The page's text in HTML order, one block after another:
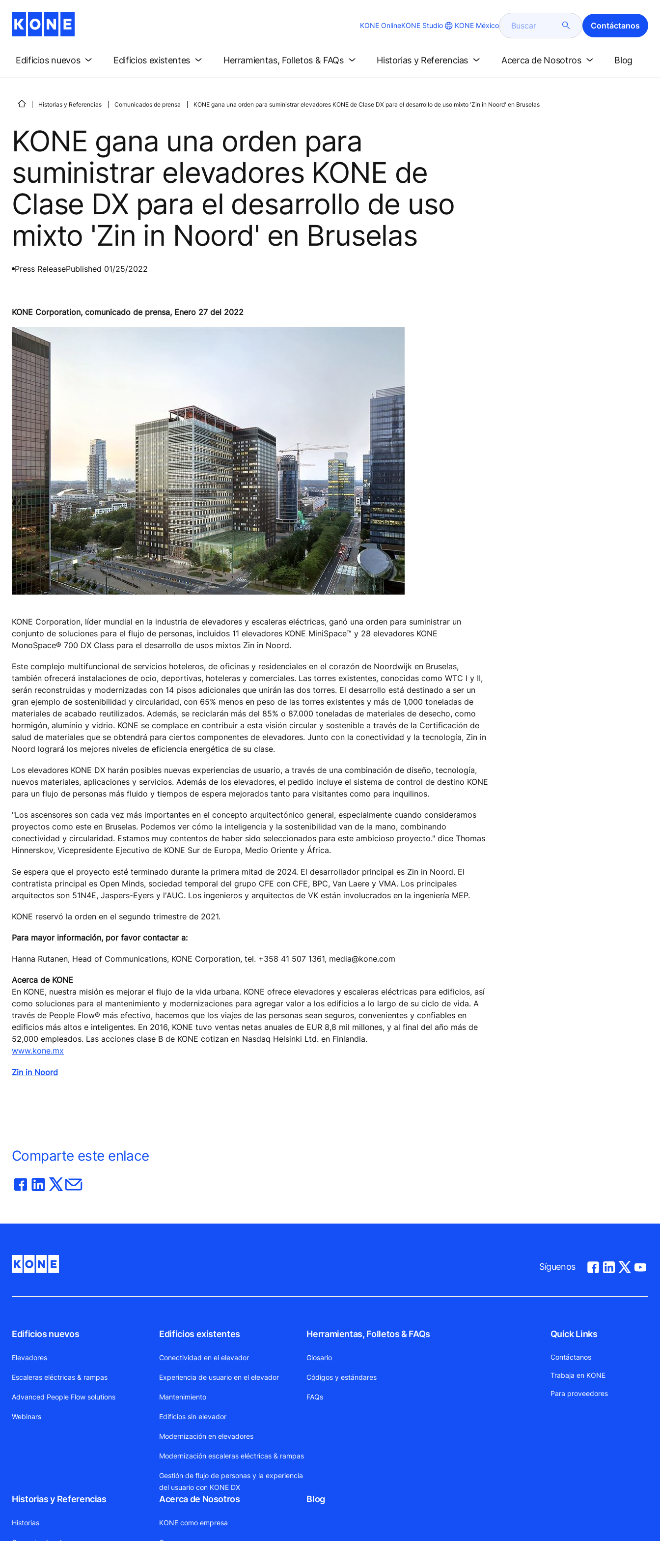
KONE OnlineKONE Studio KONE México Buscar Contáctanos
Edificios nuevos Edificios existentes Herramientas, Folletos & FAQs Historias y Referencias Acerca de Nosotros Blog
Historias y Referencias Comunicados de prensa KONE gana una orden para suministrar elevadores KONE de Clase DX para el desarrollo de uso mixto 'Zin in Noord' en Bruselas
KONE gana una orden para
suministrar elevadores KONE de
Clase DX para el desarrollo de uso
mixto 'Zin in Noord' en Bruselas
Press ReleasePublished 01/25/2022
KONE Corporation, comunicado de prensa, Enero 27 del 2022
KONE Corporation, líder mundial en la industria de elevadores y escaleras eléctricas, ganó una orden para suministrar un
conjunto de soluciones para el flujo de personas, incluidos 11 elevadores KONE MiniSpace™ y 28 elevadores KONE
MonoSpace® 700 DX Class para el desarrollo de usos mixtos Zin in Noord.
Este complejo multifuncional de servicios hoteleros, de oficinas y residenciales en el corazón de Noordwijk en Bruselas,
también ofrecerá instalaciones de ocio, deportivas, hoteleras y comerciales. Las torres existentes, conocidas como WTC I y II,
serán reconstruidas y modernizadas con 14 pisos adicionales que unirán las dos torres. El desarrollo está destinado a ser un
gran ejemplo de sostenibilidad y circularidad, con 65% menos en peso de las torres existentes y más de 1,000 toneladas de
materiales de acabado reutilizados. Además, se reciclarán más del 85% o 87.000 toneladas de materiales de desecho, como
hormigón, aluminio y vidrio. KONE se complace en contribuir a esta visión circular y sostenible a través de la Certificación de
salud de materiales que se obtendrá para ciertos componentes de elevadores. Junto con la conectividad y la tecnología, Zin in
Noord logrará los mejores niveles de eficiencia energética de su clase.
Los elevadores KONE DX harán posibles nuevas experiencias de usuario, a través de una combinación de diseño, tecnología,
nuevos materiales, aplicaciones y servicios. Además de los elevadores, el pedido incluye el sistema de control de destino KONE
para un flujo de personas más fluido y tiempos de espera mejorados tanto para visitantes como para inquilinos.
"Los ascensores son cada vez más importantes en el concepto arquitectónico general, especialmente cuando consideramos
proyectos como este en Bruselas. Podemos ver cómo la inteligencia y la sostenibilidad van de la mano, combinando
conectividad y circularidad. Estamos muy contentos de haber sido seleccionados para este ambicioso proyecto." dice Thomas
Hinnerskov, Vicepresidente Ejecutivo de KONE Sur de Europa, Medio Oriente y África.
Se espera que el proyecto esté terminado durante la primera mitad de 2024. El desarrollador principal es Zin in Noord. El
contratista principal es Open Minds, sociedad temporal del grupo CFE con CFE, BPC, Van Laere y VMA. Los principales
arquitectos son 51N4E, Jaspers-Eyers y l'AUC. Los ingenieros y arquitectos de VK están involucrados en la ingeniería MEP.
KONE reservó la orden en el segundo trimestre de 2021.
Para mayor información, por favor contactar a:
Hanna Rutanen, Head of Communications, KONE Corporation, tel. +358 41 507 1361, media@kone.com
Acerca de KONE
En KONE, nuestra misión es mejorar el flujo de la vida urbana. KONE ofrece elevadores y escaleras eléctricas para edificios, así
como soluciones para el mantenimiento y modernizaciones para agregar valor a los edificios a lo largo de su ciclo de vida. A
través de People Flow® más efectivo, hacemos que los viajes de las personas sean seguros, convenientes y confiables en
edificios más altos e inteligentes. En 2016, KONE tuvo ventas netas anuales de EUR 8,8 mil millones, y al final del año más de
52,000 empleados. Las acciones clase B de KONE cotizan en Nasdaq Helsinki Ltd. en Finlandia.
www.kone.mx
Zin in Noord
Comparte este enlace
Síguenos
Edificios nuevos
Elevadores
Escaleras eléctricas & rampas
Advanced People Flow solutions
Webinars
Edificios existentes
Conectividad en el elevador
Experiencia de usuario en el elevador
Mantenimiento
Edificios sin elevador
Modernización en elevadores
Modernización escaleras eléctricas & rampas
Gestión de flujo de personas y la experiencia
del usuario con KONE DX
Herramientas, Folletos & FAQs
Glosario
Códigos y estándares
FAQs
Historias y Referencias
Historias
Acerca de Nosotros
KONE como empresa
Blog
Quick Links
Contáctanos
Trabaja en KONE
Para proveedores